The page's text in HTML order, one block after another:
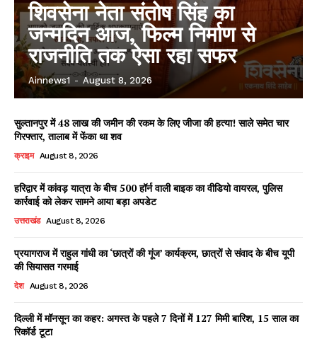
Facebook
X WhatsApp
शिवसेना नेता संतोष सिंह का
जन्मदिन आज, फिल्म निर्माण से
राजनीति तक ऐसा रहा सफर
Ainnews1 - August 8, 2026
सुल्तानपुर में 48 लाख की जमीन की रकम के लिए जीजा की हत्या! साले समेत चार
गिरफ्तार, तालाब में फेंका था शव
क्राइम August 8, 2026
हरिद्वार में कांवड़ यात्रा के बीच 500 हॉर्न वाली बाइक का वीडियो वायरल, पुलिस
कार्रवाई को लेकर सामने आया बड़ा अपडेट
उत्तराखंड August 8, 2026
प्रयागराज में राहुल गांधी का ‘छात्रों की गूंज’ कार्यक्रम, छात्रों से संवाद के बीच यूपी
की सियासत गरमाई
देश August 8, 2026
दिल्ली में मॉनसून का कहर: अगस्त के पहले 7 दिनों में 127 मिमी बारिश, 15 साल का
रिकॉर्ड टूटा